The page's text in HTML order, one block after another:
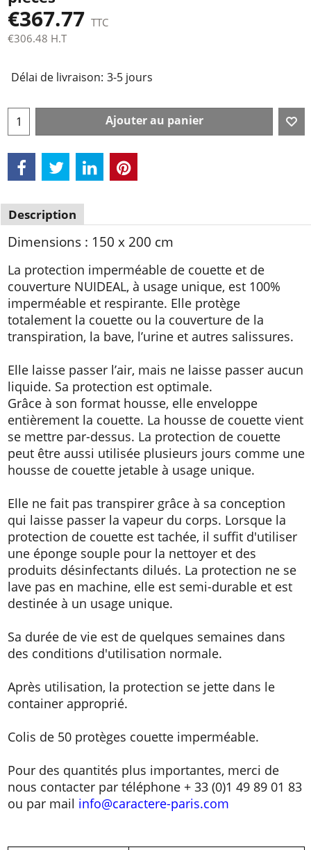
€367.77 TTC
€306.48 H.T
Délai de livraison: 3-5 jours
Ajouter au panier
Description
Dimensions : 150 x 200 cm
La protection imperméable de couette et de
couverture NUIDEAL, à usage unique, est 100%
imperméable et respirante. Elle protège
totalement la couette ou la couverture de la
transpiration, la bave, l’urine et autres salissures.
Elle laisse passer l’air, mais ne laisse passer aucun
liquide. Sa protection est optimale.
Grâce à son format housse, elle enveloppe
entièrement la couette. La housse de couette vient
se mettre par-dessus. La protection de couette
peut être aussi utilisée plusieurs jours comme une
housse de couette jetable à usage unique.
Elle ne fait pas transpirer grâce à sa conception
qui laisse passer la vapeur du corps. Lorsque la
protection de couette est tachée, il suffit d'utiliser
une éponge souple pour la nettoyer et des
produits désinfectants dilués. La protection ne se
lave pas en machine, elle est semi-durable et est
destinée à un usage unique.
Sa durée de vie est de quelques semaines dans
des conditions d'utilisation normale.
Après utilisation, la protection se jette dans le
container approprié.
Colis de 50 protèges couette imperméable.
Pour des quantités plus importantes, merci de
nous contacter par téléphone + 33 (0)1 49 89 01 83
ou par mail info@caractere-paris.com